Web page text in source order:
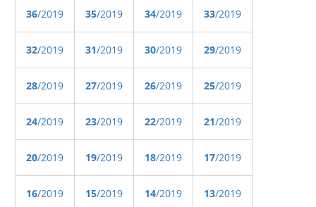
36/2019 35/2019 34/2019 33/2019
32/2019 31/2019 30/2019 29/2019
28/2019 27/2019 26/2019 25/2019
24/2019 23/2019 22/2019 21/2019
20/2019 19/2019 18/2019 17/2019
16/2019 15/2019 14/2019 13/2019